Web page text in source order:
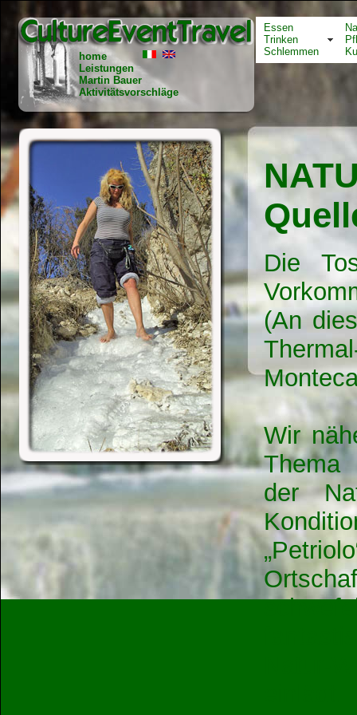
home
Leistungen
Martin Bauer
Aktivitätsvorschläge
Essen
Trinken
Schlemmen
Die
(An
Wir
der